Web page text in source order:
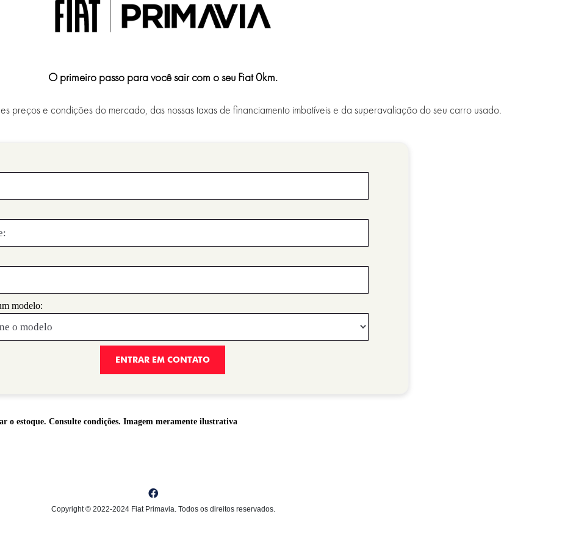
O primeiro passo para você sair com o seu Fiat 0km.
preços e condições do mercado, das nossas taxas de financiamento imbatíveis e da superavaliação do seu carro usado.
modelo:
ENTRAR EM CONTATO
o estoque. Consulte condições. Imagem meramente ilustrativa
Copyright © 2022-2024 Fiat Primavia. Todos os direitos reservados.